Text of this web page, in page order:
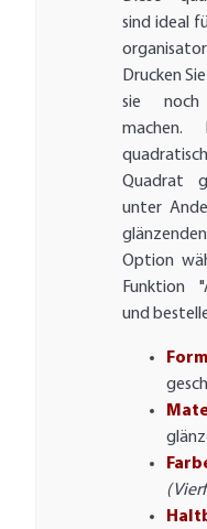
sind ideal
Drucken
sie noch
machen.
Quadrat
unter
Option
Funktion
und